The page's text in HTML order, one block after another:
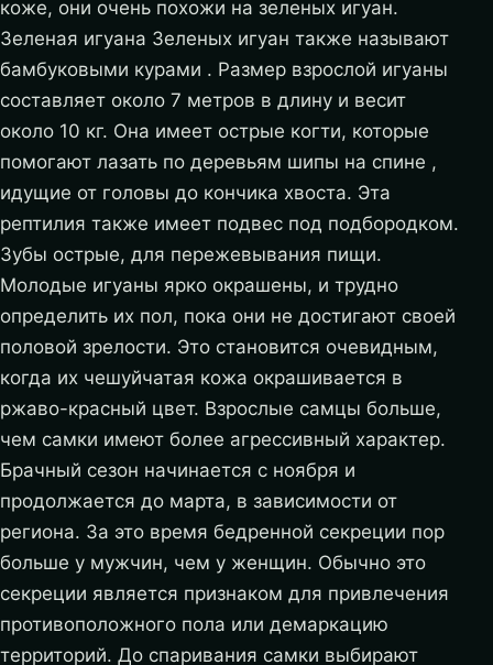
коже, они очень похожи на зеленых игуан.
Зеленая игуана Зеленых игуан также называют
бамбуковыми курами . Размер взрослой игуаны
составляет около 7 метров в длину и весит
около 10 кг. Она имеет острые когти, которые
помогают лазать по деревьям шипы на спине ,
идущие от головы до кончика хвоста. Эта
рептилия также имеет подвес под подбородком.
Зубы острые, для пережевывания пищи.
Молодые игуаны ярко окрашены, и трудно
определить их пол, пока они не достигают своей
половой зрелости. Это становится очевидным,
когда их чешуйчатая кожа окрашивается в
ржаво-красный цвет. Взрослые самцы больше,
чем самки имеют более агрессивный характер.
Брачный сезон начинается с ноября и
продолжается до марта, в зависимости от
региона. За это время бедренной секреции пор
больше у мужчин, чем у женщин. Обычно это
секреции является признаком для привлечения
противоположного пола или демаркацию
территорий. До спаривания самки выбирают